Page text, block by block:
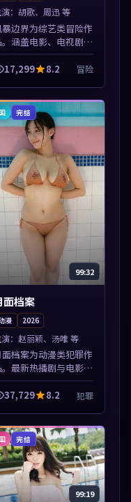
： 胡歌、周迅 等
暴边界为综艺类冒险作
。涵盖电影、电视剧与
节目，国产精品与海
作并陈，免费在线点
值得加入片...
17,299 8.2 冒险
完结
99:32
面档案
漫 2026
： 赵丽颖、汤唯 等
面档案为动漫类犯罪作
。最新热播剧与电影片
荐，高清画质流畅播
每日更新不错过精彩
值得加入...
37,729 8.2 犯罪
完结
99:19